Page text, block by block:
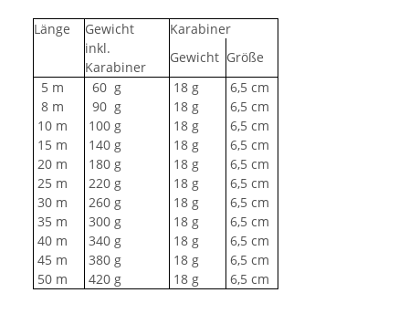
Länge Gewicht
Karabiner
inkl.
Karabiner
Gewicht Größe
5 m
60 g 18 g
6,5 cm
8 m
90 g 18 g
6,5 cm
10 m
100 g 18 g
6,5 cm
15 m
140 g 18 g
6,5 cm
20 m
180 g 18 g
6,5 cm
25 m
220 g 18 g
6,5 cm
30 m
260 g 18 g
6,5 cm
35 m
300 g 18 g
6,5 cm
40 m
340 g 18 g
6,5 cm
45 m
380 g 18 g
6,5 cm
50 m
420 g 18 g 6,5 cm